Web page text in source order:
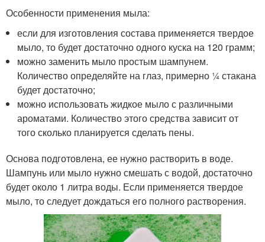
Особенности применения мыла:
если для изготовления состава применяется твердое
мыло, то будет достаточно одного куска на 120 грамм;
можно заменить мыло простым шампунем.
Количество определяйте на глаз, примерно ¼ стакана
будет достаточно;
можно использовать жидкое мыло с различными
ароматами. Количество этого средства зависит от
того сколько планируется сделать пены.
Основа подготовлена, ее нужно растворить в воде.
Шампунь или мыло нужно смешать с водой, достаточно
будет около 1 литра воды. Если применяется твердое
мыло, то следует дождаться его полного растворения.